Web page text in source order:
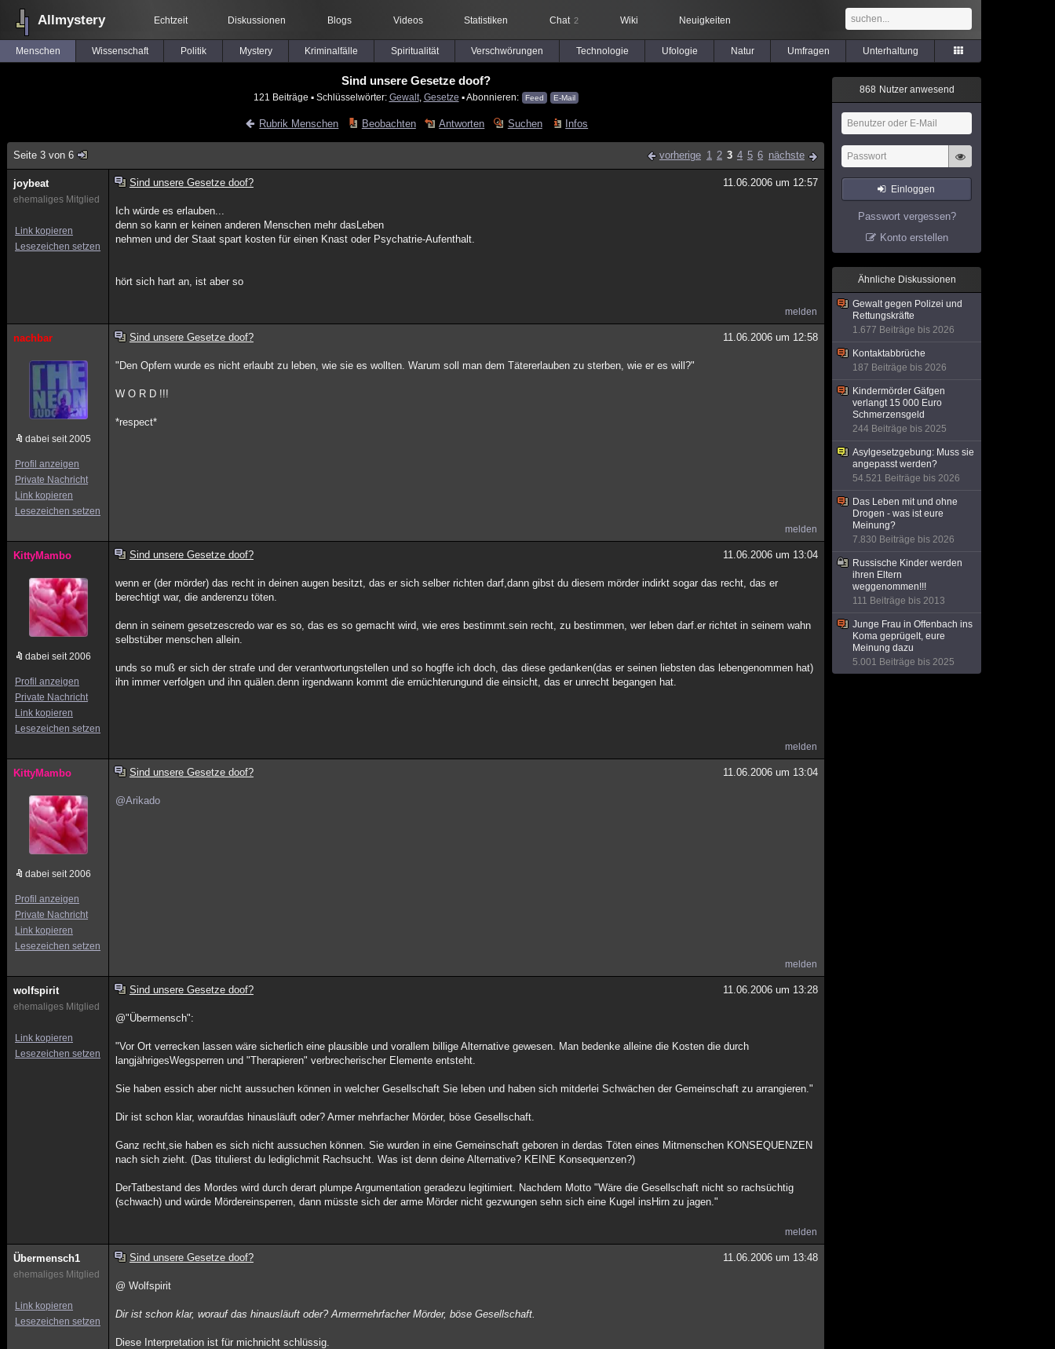
Allmystery Echtzeit Diskussionen Blogs Videos Statistiken Chat 2 Wiki Neuigkeiten
Menschen Wissenschaft Politik Mystery Kriminalfälle Spiritualität Verschwörungen Technologie Ufologie Natur Umfragen Unterhaltung
Sind unsere Gesetze doof?
121 Beiträge ▪ Schlüsselwörter: Gewalt, Gesetze ▪ Abonnieren: Feed E-Mail
Rubrik Menschen Beobachten Antworten Suchen Infos
Seite 3 von 6 vorherige 1 2 3 4 5 6 nächste
joybeat
ehemaliges Mitglied
Link kopieren
Lesezeichen setzen
Sind unsere Gesetze doof? 11.06.2006 um 12:57
Ich würde es erlauben...
denn so kann er keinen anderen Menschen mehr dasLeben
nehmen und der Staat spart kosten für einen Knast oder Psychatrie-Aufenthalt.
hört sich hart an, ist aber so
melden
nachbar
dabei seit 2005
Profil anzeigen
Private Nachricht
Link kopieren
Lesezeichen setzen
Sind unsere Gesetze doof? 11.06.2006 um 12:58
"Den Opfern wurde es nicht erlaubt zu leben, wie sie es wollten. Warum soll man dem Tätererlauben zu sterben, wie er es will?"
W O R D !!!
*respect*
melden
KittyMambo
dabei seit 2006
Profil anzeigen
Private Nachricht
Link kopieren
Lesezeichen setzen
Sind unsere Gesetze doof? 11.06.2006 um 13:04
wenn er (der mörder) das recht in deinen augen besitzt, das er sich selber richten darf,dann gibst du diesem mörder indirkt sogar das recht, das er
berechtigt war, die anderenzu töten.
denn in seinem gesetzescredo war es so, das es so gemacht wird, wie eres bestimmt.sein recht, zu bestimmen, wer leben darf.er richtet in seinem wahn
selbstüber menschen allein.
unds so muß er sich der strafe und der verantwortungstellen und so hogffe ich doch, das diese gedanken(das er seinen liebsten das lebengenommen hat)
ihn immer verfolgen und ihn quälen.denn irgendwann kommt die ernüchterungund die einsicht, das er unrecht begangen hat.
melden
KittyMambo
dabei seit 2006
Profil anzeigen
Private Nachricht
Link kopieren
Lesezeichen setzen
Sind unsere Gesetze doof? 11.06.2006 um 13:04
@Arikado
melden
wolfspirit
ehemaliges Mitglied
Link kopieren
Lesezeichen setzen
Sind unsere Gesetze doof? 11.06.2006 um 13:28
@"Übermensch":
"Vor Ort verrecken lassen wäre sicherlich eine plausible und vorallem billige Alternative gewesen. Man bedenke alleine die Kosten die durch
langjährigesWegsperren und "Therapieren" verbrecherischer Elemente entsteht.
Sie haben essich aber nicht aussuchen können in welcher Gesellschaft Sie leben und haben sich mitderlei Schwächen der Gemeinschaft zu arrangieren."
Dir ist schon klar, woraufdas hinausläuft oder? Armer mehrfacher Mörder, böse Gesellschaft.
Ganz recht,sie haben es sich nicht aussuchen können. Sie wurden in eine Gemeinschaft geboren in derdas Töten eines Mitmenschen KONSEQUENZEN
nach sich zieht. (Das titulierst du lediglichmit Rachsucht. Was ist denn deine Alternative? KEINE Konsequenzen?)
DerTatbestand des Mordes wird durch derart plumpe Argumentation geradezu legitimiert. Nachdem Motto "Wäre die Gesellschaft nicht so rachsüchtig
(schwach) und würde Mördereinsperren, dann müsste sich der arme Mörder nicht gezwungen sehn sich eine Kugel insHirn zu jagen."
melden
Übermensch1
ehemaliges Mitglied
Link kopieren
Lesezeichen setzen
Sind unsere Gesetze doof? 11.06.2006 um 13:48
@ Wolfspirit
Dir ist schon klar, worauf das hinausläuft oder? Armermehrfacher Mörder, böse Gesellschaft.
Diese Interpretation ist für michnicht schlüssig.
868 Nutzer anwesend
Einloggen
Passwort vergessen?
Konto erstellen
Ähnliche Diskussionen
Gewalt gegen Polizei und
Rettungskräfte
1.677 Beiträge bis 2026
Kontaktabbrüche
187 Beiträge bis 2026
Kindermörder Gäfgen
verlangt 15 000 Euro
Schmerzensgeld
244 Beiträge bis 2025
Asylgesetzgebung: Muss sie
angepasst werden?
54.521 Beiträge bis 2026
Das Leben mit und ohne
Drogen - was ist eure
Meinung?
7.830 Beiträge bis 2026
Russische Kinder werden
ihren Eltern
weggenommen!!!
111 Beiträge bis 2013
Junge Frau in Offenbach ins
Koma geprügelt, eure
Meinung dazu
5.001 Beiträge bis 2025